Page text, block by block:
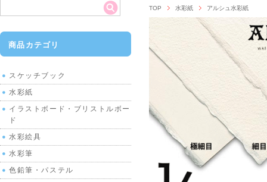
TOP 水彩紙 アルシュ水彩紙
商品カテゴリ
スケッチブック
水彩紙
イラストボード・ブリストルボー
ド
水彩絵具
水彩筆
色鉛筆・パステル